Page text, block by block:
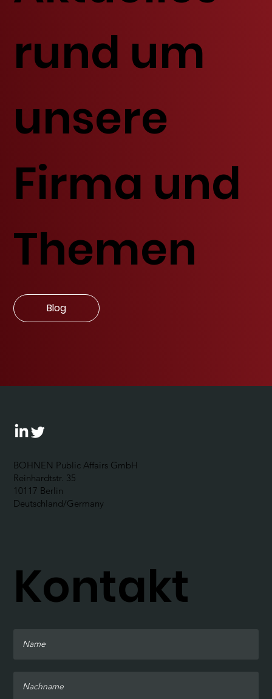
rund um
unsere
Firma und
Themen
Blog
BOHNEN Public Affairs GmbH
Reinhardtstr. 35
10117 Berlin
Deutschland/Germany
Kontakt